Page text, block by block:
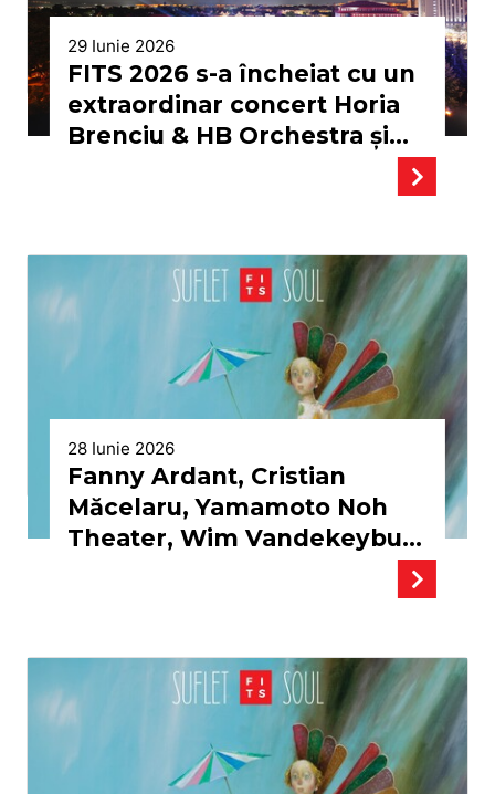
29 Iunie 2026
FITS 2026 s-a încheiat cu un
extraordinar concert Horia
Brenciu & HB Orchestra şi
nelipsitul show de drone din
28 Iunie 2026
Fanny Ardant, Cristian
Măcelaru, Yamamoto Noh
Theater, Wim Vandekeybus,
Jelinek, Margareta Niculescu
cu o stea pe Aleea
Celebrităţilor